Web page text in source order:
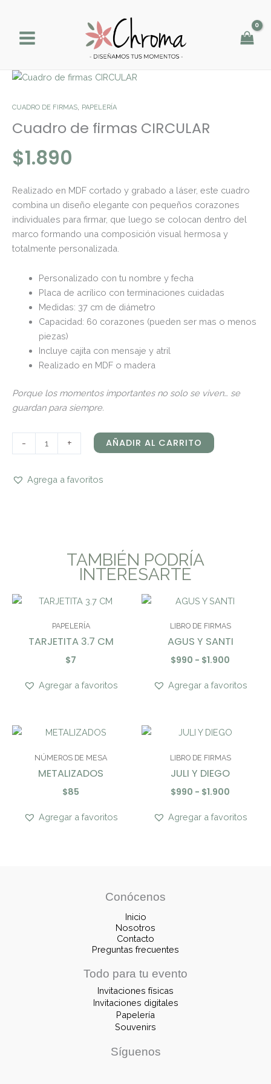
contenido
CUADRO DE FIRMAS PAPELERÍA
Cuadro de firmas CIRCULAR
$1.890
Realizado en MDF cortado y grabado a láser, este cuadro
combina un diseño elegante con pequeños corazones
individuales para firmar, que luego se colocan dentro del
marco formando una composición visual hermosa y
totalmente personalizada.
Personalizado con tu nombre y fecha
Placa de acrílico con terminaciones cuidadas
Medidas: 37 cm de diámetro
Capacidad: 60 corazones (pueden ser mas o menos
piezas)
Incluye cajita con mensaje y atril
Realizado en MDF o madera
Porque los momentos importantes no solo se viven… se
guardan para siempre.
-
Cuadro
firmas
cantidad
+ AÑADIR AL CARRITO
Agrega a favoritos
TAMBIÉN PODRÍA
INTERESARTE
PAPELERÍA
TARJETITA 3.7 CM
$7
Agregar a favoritos
LIBRO DE FIRMAS
AGUS Y SANTI
$990 - $1.900
Rango
precios:
desde
$990
Agregar a favoritos
NÚMEROS DE MESA
METALIZADOS
$85
Agregar a favoritos
LIBRO DE FIRMAS
JULI Y DIEGO
$990 - $1.900
Rango
precios:
desde
$990
Agregar a favoritos
Conócenos
Inicio
Nosotros
Contacto
Preguntas frecuentes
Todo para tu evento
Invitaciones físicas
Invitaciones digitales
Papelería
Souvenirs
Síguenos